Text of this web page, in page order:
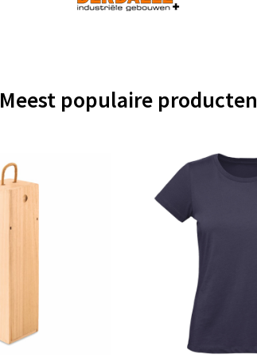
Meest populaire producten